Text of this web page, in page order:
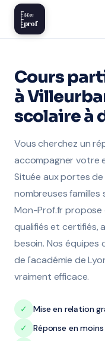
Mon
prof
Cours
à
scolaire à
Vous cherchez un
accompagner votre
Située aux portes
nombreuses familles
Mon-Prof.fr propose
qualifiés et certifiés,
besoin. Nos équipes
de l'académie de
vraiment efficace.
✓
Mise en relation
✓
Réponse en moins